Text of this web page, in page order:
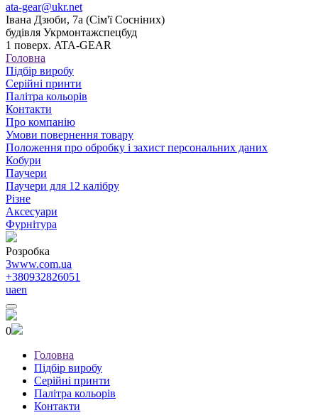
ata-gear@ukr.net
Івана Дзюби, 7а (Сім'ї Сосніних)
будівля Укрмонтажспецбуд
1 поверх. ATA-GEAR
Головна
Підбір виробу
Серійні принти
Палітра кольорів
Контакти
Про компанію
Умови повернення товару
Положення про обробку і захист персональних даних
Кобури
Паучери
Паучери для 12 калібру
Різне
Аксесуари
Фурнітура
Розробка
3www.com.ua
+380932826051
uaen
0
Головна
Підбір виробу
Серійні принти
Палітра кольорів
Контакти